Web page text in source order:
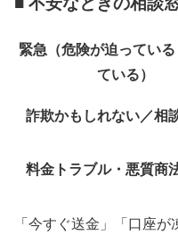
緊急（危険が迫ってい
ている）
詐欺かもしれない／相
料金トラブル・悪質商
「今すぐ送金」「口座